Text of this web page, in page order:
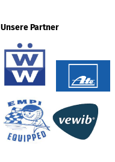
Unsere Partner